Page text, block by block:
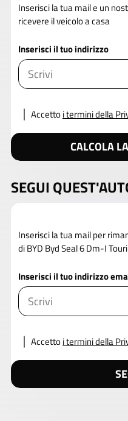
Inserisci la tua mail e un
ricevere il veicolo a casa
Inserisci il tuo indirizzo
Accettoi termini della
CALCOLA
SEGUI
Inserisci la tua mail per
di BYD Byd Seal 6 Dm-I
Inserisci il tuo indirizzo
Accettoi termini della